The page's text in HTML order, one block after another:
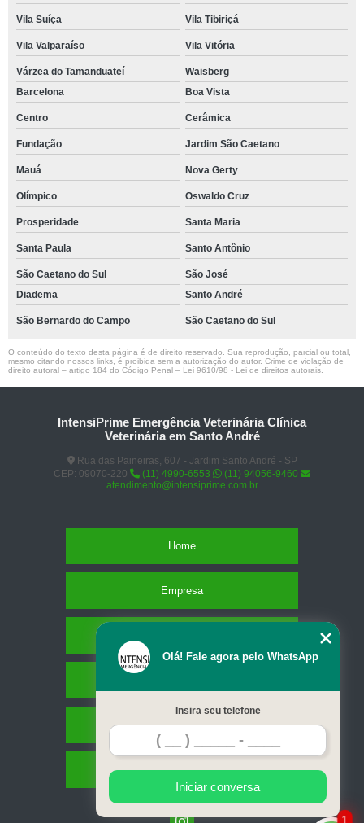
Vila Suíça Vila Tibiriçá
Vila Valparaíso Vila Vitória
Várzea do Tamanduateí
Waisberg
Barcelona
Boa Vista
Centro Cerâmica
Fundação Jardim São Caetano
Mauá Nova Gerty
Olímpico Oswaldo Cruz
Prosperidade Santa Maria
Santa Paula Santo Antônio
São Caetano do Sul
São José
Diadema
Santo André
São Bernardo do Campo São Caetano do Sul
O conteúdo do texto desta página é de direito reservado. Sua reprodução, parcial ou total,
mesmo citando nossos links, é proibida sem a autorização do autor. Crime de violação de
direito autoral – artigo 184 do Código Penal – Lei 9610/98 - Lei de direitos autorais
IntensiPrime Emergência Veterinária Clínica
Veterinária em Santo André
Rua das Paineiras, 607 - Jardim Santo André - SP
CEP: 09070-220
(11) 4990-6553
(11) 94056-9460
atendimento@intensiprime.com.br
Home
Empresa
Contato
Mapa do site
1
Olá! Fale agora pelo WhatsApp
Insira seu telefone
Iniciar conversa